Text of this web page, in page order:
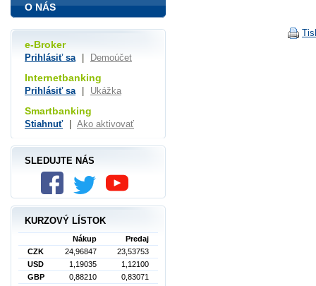
O NÁS
e-Broker
Prihlásiť sa Demoúčet
Internetbanking
Prihlásiť sa Ukážka
Smartbanking
Stiahnuť Ako aktivovať
SLEDUJTE NÁS
KURZOVÝ LÍSTOK
Nákup
Predaj
CZK
24,96847
23,53753
USD
1,19035
1,12100
GBP
0,88210
0,83071